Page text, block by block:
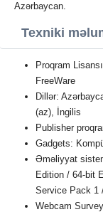
Azərbaycan.
Texniki
Proqram
FreeWare
Dillər:
(az), İngilis
Publisher
Gadgets:
Əməliyyat
Edition / 64-bit
Service Pack 1
Webcam